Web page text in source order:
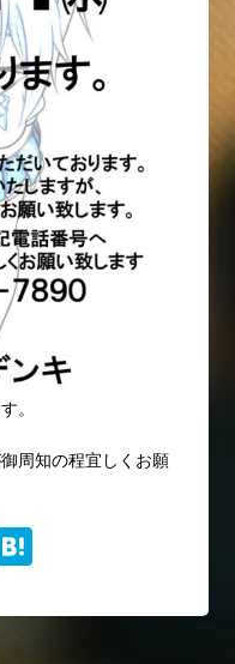
。
周知の程宜しくお願
M
e